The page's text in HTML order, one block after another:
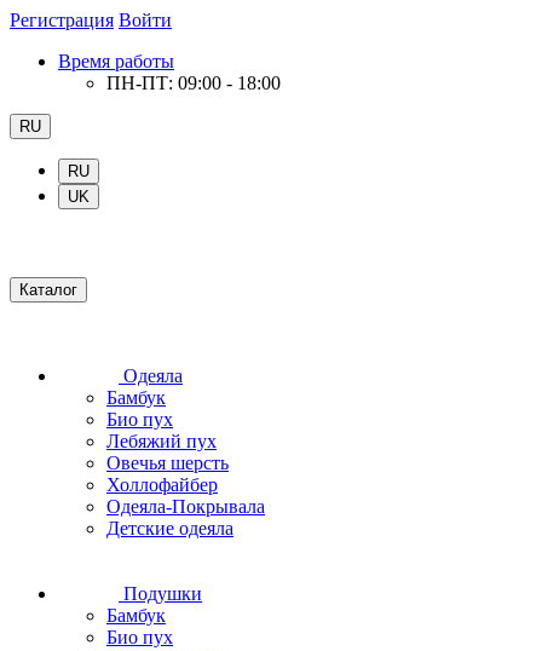
Регистрация Войти
Время работы
ПН-ПТ: 09:00 - 18:00
RU
RU
UK
Каталог
Одеяла
Бамбук
Био пух
Лебяжий пух
Овечья шерсть
Холлофайбер
Одеяла-Покрывала
Детские одеяла
Подушки
Бамбук
Био пух